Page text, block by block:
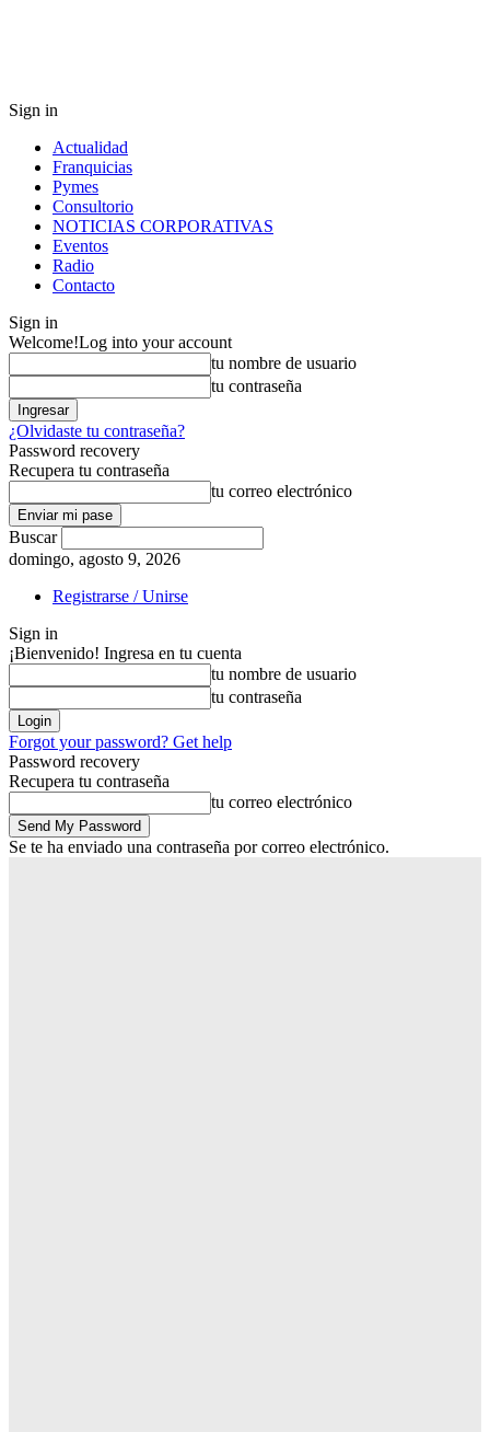
Sign in
Actualidad
Franquicias
Pymes
Consultorio
NOTICIAS CORPORATIVAS
Eventos
Radio
Contacto
Sign in
Welcome!Log into your account
tu nombre de usuario
tu contraseña
¿Olvidaste tu contraseña?
Password recovery
Recupera tu contraseña
tu correo electrónico
Buscar
domingo, agosto 9, 2026
Registrarse / Unirse
Sign in
¡Bienvenido! Ingresa en tu cuenta
tu nombre de usuario
tu contraseña
Forgot your password? Get help
Password recovery
Recupera tu contraseña
tu correo electrónico
Se te ha enviado una contraseña por correo electrónico.